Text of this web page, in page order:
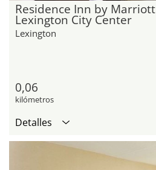
Residence Inn by Marriott
Lexington City Center
Lexington
0,06
kilómetros
Detalles